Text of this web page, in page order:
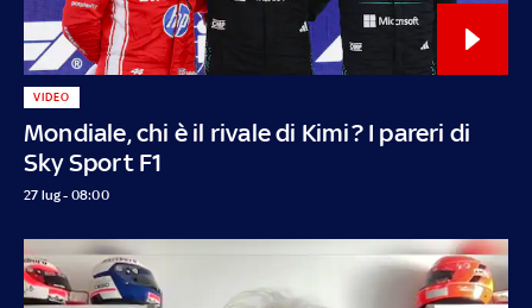
Mondiale, chi è il rivale di Kimi? I pareri di
Sky Sport F1
VIDEO
27 lug - 08:00